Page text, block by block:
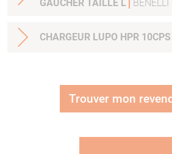
GAUCHER TAILLE L
BENELLI
CHARGEUR LUPO HPR
Trouver mon